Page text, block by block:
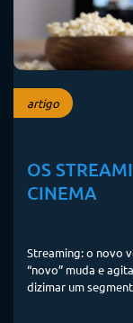
artigo
OS
CINEMA
Streaming: o novo
“novo” muda e
dizimar um